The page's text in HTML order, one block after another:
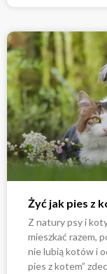
Żyć jak pies z
Z natury psy i
mieszkać razem,
nie lubią kotów i
pies z kotem”